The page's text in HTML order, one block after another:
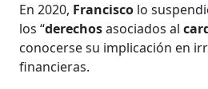
En 2020, Francisco lo
los “derechosasociados al
conocerse su implicación en
financieras.